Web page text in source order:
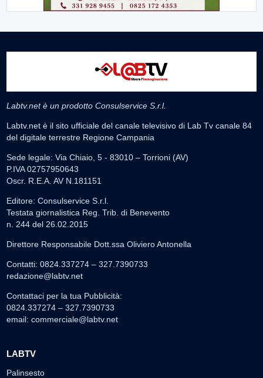
Labtv.net è un prodotto Consulservice S.r.l.
Labtv.net è il sito ufficiale del canale televisivo di Lab Tv canale 84
del digitale terrestre Regione Campania
Sede legale: Via Chiaio, 5 - 83010 – Torrioni (AV)
P.IVA 02757950643
Oscr. R.E.A. AV N.181151
Editore: Consulservice S.r.l.
Testata giornalistica Reg. Trib. di Benevento
n. 244 del 26.02.2015
Direttore Responsabile Dott.ssa Oliviero Antonella
Contatti: 0824.337274 – 327.7390733
redazione@labtv.net
Contattaci per la tua Pubblicità:
0824.337274 – 327.7390733
email: commerciale@labtv.net
LABTV
Palinsesto